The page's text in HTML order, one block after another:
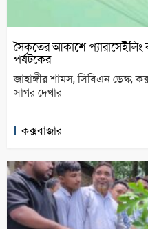
সৈকতের আকাশে প্যারাসেইলিং
পর্যটকের
জাহাঙ্গীর শামস, সিবিএন ডেস্ক;
সাগর দেখার
কক্সবাজার